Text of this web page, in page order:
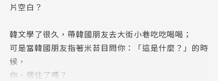
片空白？
韓文學了很久，帶韓國朋友去大街小巷吃吃喝喝；
可是當韓國朋友指著米苔目問你：「這是什麼？」的時
候，
你，愣住了嗎？